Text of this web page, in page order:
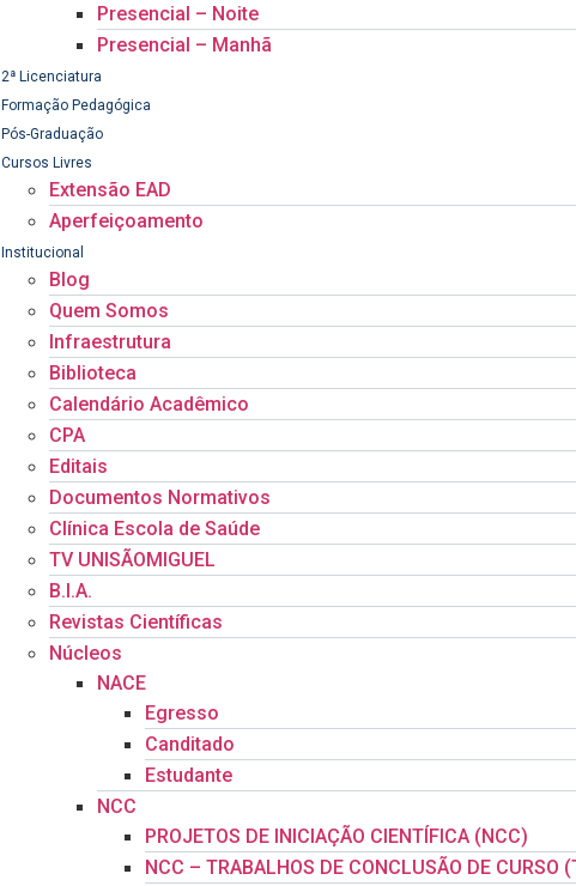
Presencial – Noite
Presencial – Manhã
2ª Licenciatura
Formação Pedagógica
Pós-Graduação
Cursos Livres
Extensão EAD
Aperfeiçoamento
Institucional
Blog
Quem Somos
Infraestrutura
Biblioteca
Calendário Acadêmico
CPA
Editais
Documentos Normativos
Clínica Escola de Saúde
TV UNISÃOMIGUEL
B.I.A.
Revistas Científicas
Núcleos
NACE
Egresso
Canditado
Estudante
NCC
PROJETOS DE INICIAÇÃO CIENTÍFICA (NCC)
NCC – TRABALHOS DE CONCLUSÃO DE CURSO